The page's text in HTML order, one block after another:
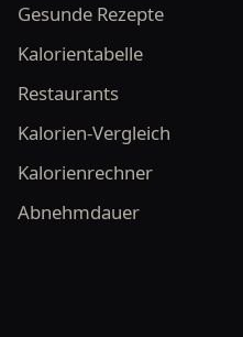
Gesunde Rezepte
Kalorientabelle
Restaurants
Kalorien-Vergleich
Kalorienrechner
Abnehmdauer